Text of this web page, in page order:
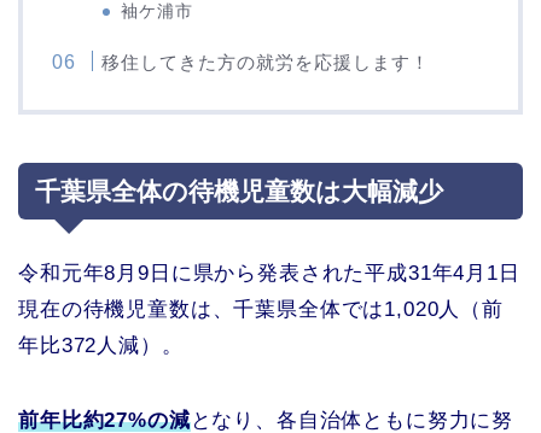
袖ケ浦市
移住してきた方の就労を応援します！
千葉県全体の待機児童数は大幅減少
令和元年8月9日に県から発表された平成31年4月1日
現在の待機児童数は、千葉県全体では1,020人（前
年比372人減）。
前年比約27%の減となり、各自治体ともに努力に努